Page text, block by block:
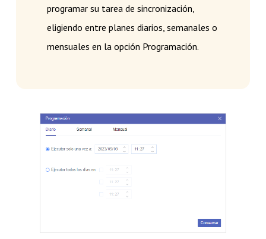
programar su tarea de sincronización,
eligiendo entre planes diarios, semanales o
mensuales en la opción Programación.